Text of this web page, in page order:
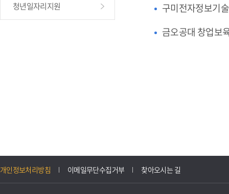
청년일자리지원
구미전자정보기
금오공대 창업보
개인정보처리방침 이메일무단수집거부 찾아오시는 길